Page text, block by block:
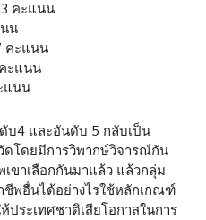
คะแนน
น
คะแนน
ะแนน
แนน
บ4 และอันดับ 5 กลับเป็น
โดยมีการวิพากษ์วิจารณ์กัน
เขาเลือกกันมาแล้ว แล้วกลุ่ม
ชีพอื่นได้อย่างไรใช้หลักเกณฑ์
ประเทศชาติเสียโอกาสในการ